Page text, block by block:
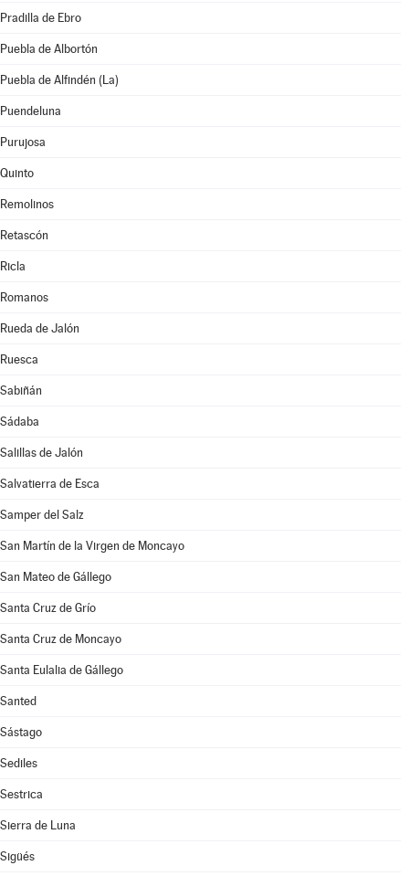
Pradilla de Ebro
Puebla de Albortón
Puebla de Alfindén (La)
Puendeluna
Purujosa
Quinto
Remolinos
Retascón
Ricla
Romanos
Rueda de Jalón
Ruesca
Sabiñán
Sádaba
Salillas de Jalón
Salvatierra de Esca
Samper del Salz
San Martín de la Virgen de Moncayo
San Mateo de Gállego
Santa Cruz de Grío
Santa Cruz de Moncayo
Santa Eulalia de Gállego
Santed
Sástago
Sediles
Sestrica
Sierra de Luna
Sigüés